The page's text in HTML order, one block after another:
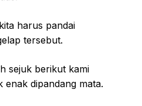
harus pandai
tersebut.
sejuk berikut kami
dipandang mata.